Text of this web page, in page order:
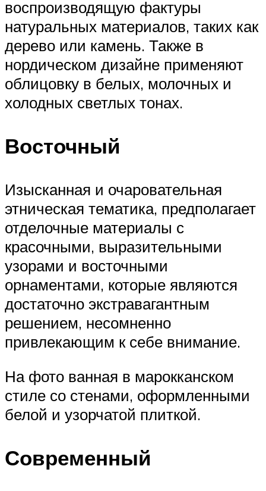
воспроизводящую фактуры
натуральных материалов, таких как
дерево или камень. Также в
нордическом дизайне применяют
облицовку в белых, молочных и
холодных светлых тонах.
Восточный
Изысканная и очаровательная
этническая тематика, предполагает
отделочные материалы с
красочными, выразительными
узорами и восточными
орнаментами, которые являются
достаточно экстравагантным
решением, несомненно
привлекающим к себе внимание.
На фото ванная в марокканском
стиле со стенами, оформленными
белой и узорчатой плиткой.
Современный